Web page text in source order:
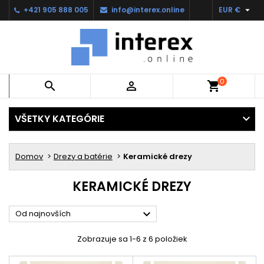
+421 905 888 005 info@interex.online EUR € 
  shopping_cart0
VŠETKY KATEGÓRIE
Domov Drezy a batérie Keramické drezy
KERAMICKÉ DREZY
Od najnovších 
Zobrazuje sa 1-6 z 6 položiek